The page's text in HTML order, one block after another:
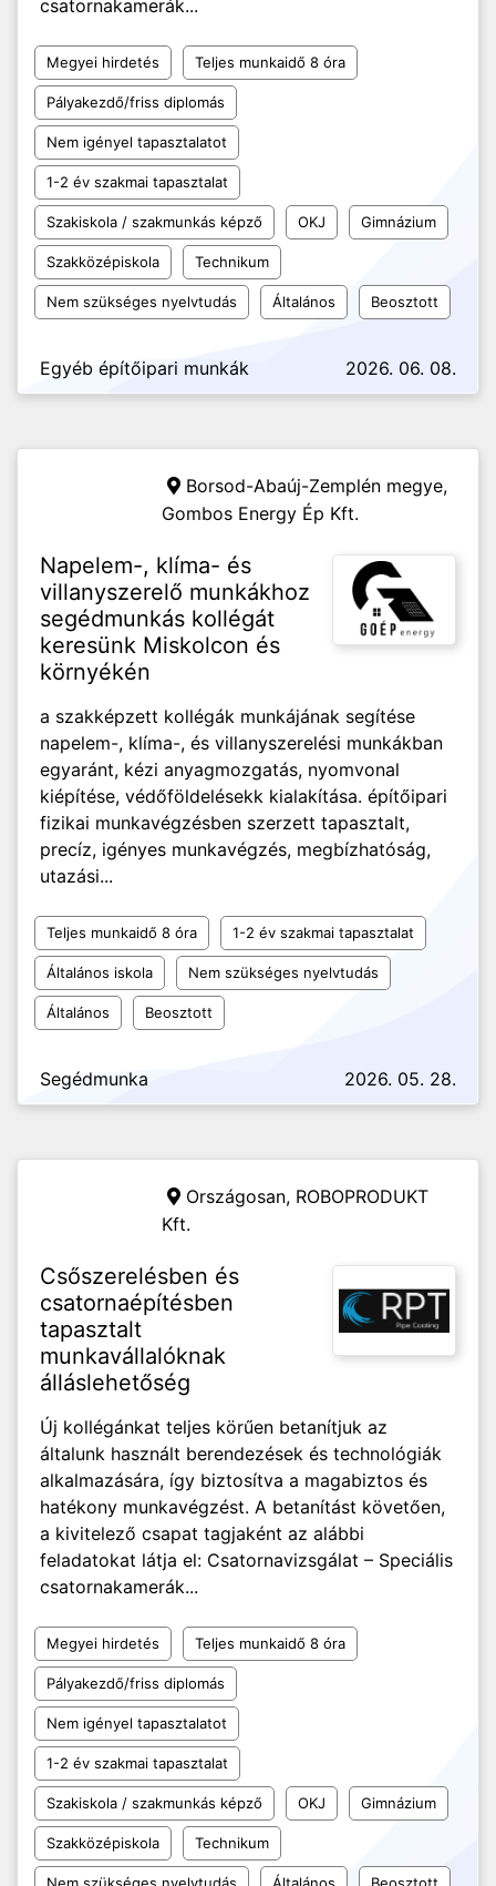
csatornakamerák...
Megyei hirdetés Teljes munkaidő 8 óra
Pályakezdő/friss diplomás
Nem igényel tapasztalatot
1-2 év szakmai tapasztalat
Szakiskola / szakmunkás képző OKJ Gimnázium
Szakközépiskola Technikum
Nem szükséges nyelvtudás Általános Beosztott
Egyéb építőipari munkák 2026. 06. 08.
Borsod-Abaúj-Zemplén megye,
Gombos Energy Ép Kft.
Napelem-, klíma- és
villanyszerelő munkákhoz
segédmunkás kollégát
keresünk Miskolcon és
környékén
a szakképzett kollégák munkájának segítése
napelem-, klíma-, és villanyszerelési munkákban
egyaránt, kézi anyagmozgatás, nyomvonal
kiépítése, védőföldelésekk kialakítása. építőipari
fizikai munkavégzésben szerzett tapasztalt,
precíz, igényes munkavégzés, megbízhatóság,
utazási...
Teljes munkaidő 8 óra 1-2 év szakmai tapasztalat
Általános iskola Nem szükséges nyelvtudás
Általános Beosztott
Segédmunka 2026. 05. 28.
Országosan, ROBOPRODUKT
Kft.
Csőszerelésben és
csatornaépítésben
tapasztalt
munkavállalóknak
álláslehetőség
Új kollégánkat teljes körűen betanítjuk az
általunk használt berendezések és technológiák
alkalmazására, így biztosítva a magabiztos és
hatékony munkavégzést. A betanítást követően,
a kivitelező csapat tagjaként az alábbi
feladatokat látja el: Csatornavizsgálat – Speciális
csatornakamerák...
Megyei hirdetés Teljes munkaidő 8 óra
Pályakezdő/friss diplomás
Nem igényel tapasztalatot
1-2 év szakmai tapasztalat
Szakiskola / szakmunkás képző OKJ Gimnázium
Szakközépiskola Technikum